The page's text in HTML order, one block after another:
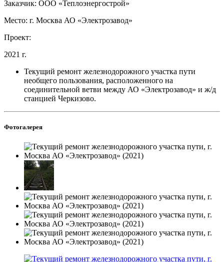
Заказчик: ООО «Теплоэнергострой»
Место: г. Москва АО «Электрозавод»
Проект:
2021 г.
Текущий ремонт железнодорожного участка пути
необщего пользования, расположенного на
соединительной ветви между АО «Электрозавод» и ж/д
станцией Черкизово.
Фотогалерея